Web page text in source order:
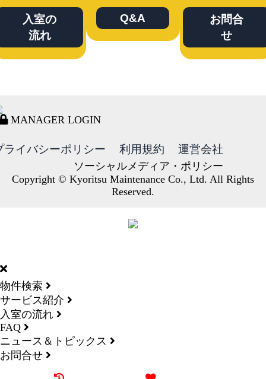
入室の
流れ
Q&A
お問合
せ
MANAGER LOGIN
ライバシーポリシー 利用規約 運営会社
ソーシャルメディア・ポリシー
Copyright © Kyoritsu Maintenance Co., Ltd. All Rights
Reserved.
物件検索
サービス紹介
入室の流れ
FAQ
ニュース＆トピックス
お問合せ